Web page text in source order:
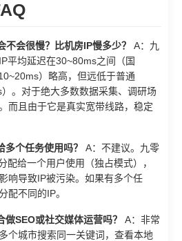
不会很慢？比机房IP慢多少？
A：九
平均延迟在30~80ms之间（国
）略高，但远低于普通
。对于绝大多数数据采集、调研场
而且由于它是真实宽带线路，稳定
个任务使用吗？
A：不建议。九零
配给一个用户使用（独占模式），
响导致IP被污染。如果有多个任
配不同的IP。
SEO或社交媒体运营吗？
A：非常
个城市搜索同一关键词，查看本地